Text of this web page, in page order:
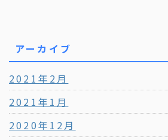
アーカイブ
2021年2月
2021年1月
2020年12月